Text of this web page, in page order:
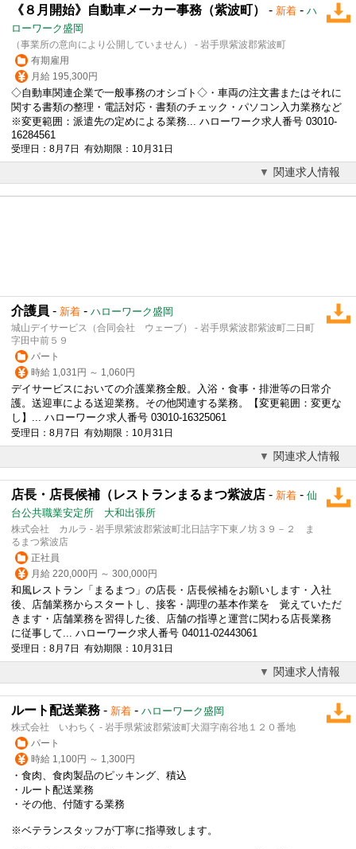
《８月開始》自動車メーカー事務（紫波町） - 新着 - ハ
ローワーク盛岡
（事業所の意向により公開していません） - 岩手県紫波郡紫波町
有期雇用
月給 195,300円
◇自動車関連企業で一般事務のオシゴト◇・車両の注文書またはそれに
関する書類の整理・電話対応・書類のチェック・パソコン入力業務など
※変更範囲：派遣先の定めによる業務... ハローワーク求人番号 03010-
16284561
受理日：8月7日 有効期限：10月31日
関連求人情報
介護員 - 新着 - ハローワーク盛岡
城山デイサービス（合同会社 ウェーブ） - 岩手県紫波郡紫波町二日町
字田中前５９
パート
時給 1,031円 ～ 1,060円
デイサービスにおいての介護業務全般。入浴・食事・排泄等の日常介
護。送迎車による送迎業務。その他関連する業務。【変更範囲：変更な
し】... ハローワーク求人番号 03010-16325061
受理日：8月7日 有効期限：10月31日
関連求人情報
店長・店長候補（レストランまるまつ紫波店 - 新着 - 仙
台公共職業安定所 大和出張所
株式会社 カルラ - 岩手県紫波郡紫波町北日詰字下東ノ坊３９－２ ま
るまつ紫波店
正社員
月給 220,000円 ～ 300,000円
和風レストラン「まるまつ」の店長・店長候補をお願いします・入社
後、店舗業務からスタートし、接客・調理の基本作業を 覚えていただ
きます・店舗業務を習得した後、店舗の指導と運営に関わる店長業務
に従事して... ハローワーク求人番号 04011-02443061
受理日：8月7日 有効期限：10月31日
関連求人情報
ルート配送業務 - 新着 - ハローワーク盛岡
株式会社 いわちく - 岩手県紫波郡紫波町犬淵字南谷地１２０番地
パート
時給 1,100円 ～ 1,300円
・食肉、食肉製品のピッキング、積込
・ルート配送業務
・その他、付随する業務
※ベテランスタッフが丁寧に指導致します。